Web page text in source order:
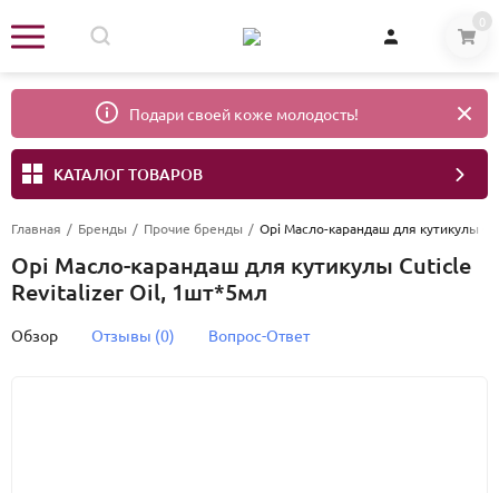
0
Подари своей коже молодость!
КАТАЛОГ ТОВАРОВ
Главная / Бренды / Прочие бренды / Opi Масло-карандаш для кутикулы
Opi Масло-карандаш для кутикулы Cuticle
Revitalizer Oil, 1шт*5мл
Обзор Отзывы (0) Вопрос-Ответ